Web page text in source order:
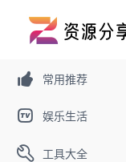
常用推荐
娱乐生活
工具大全